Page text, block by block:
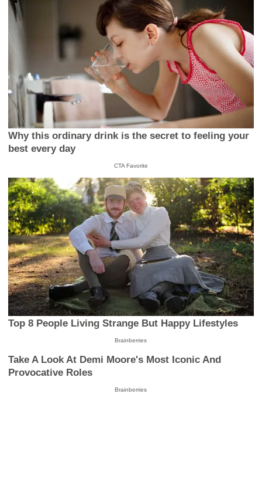
Why this ordinary drink is the secret to feeling your
best every day
CTA Favorite
Top 8 People Living Strange But Happy Lifestyles
Brainberries
Take A Look At Demi Moore's Most Iconic And
Provocative Roles
Brainberries